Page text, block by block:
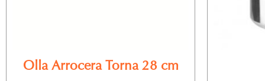
Olla Arrocera Torna 28 cm